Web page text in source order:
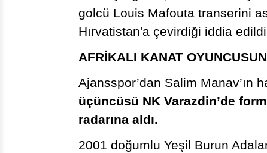
golcü Louis Mafouta transerini
Hırvatistan'a çevirdiği iddia
AFRİKALI KANAT
Ajansspor’dan Salim Manav’ın
üçüncüsü NK Varazdin’de
radarına aldı.
2001 doğumlu Yeşil Burun